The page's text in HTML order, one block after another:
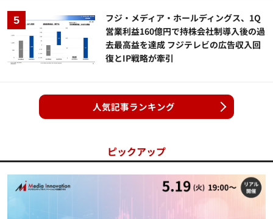
フジ・メディア・ホールディングス、1Q
営業利益160億円で持株会社制導入後の過
去最高益を達成 フジテレビの広告収入回
復とIP戦略が牽引
人気記事ランキング
ピックアップ